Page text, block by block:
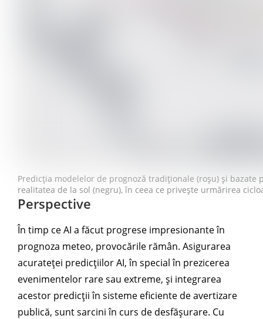
Predicția modelelor de prognoză tradiționale (roșu) și
realitatea de la sol (negru), în ceea ce privește urmărirea
Perspective
În timp ce AI a făcut progrese impresionante în
prognoza meteo, provocările rămân. Asigurarea
acurateței predicțiilor AI, în special în prezicerea
evenimentelor rare sau extreme, și integrarea
acestor predicții în sisteme eficiente de avertizare
publică, sunt sarcini în curs de desfășurare. Cu